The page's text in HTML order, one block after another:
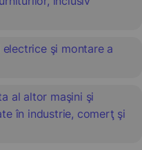
şi montare a
al altor maşini şi
în industrie, comerţ şi